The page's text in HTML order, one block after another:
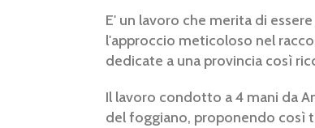
E' un lavoro che merita di
l'approccio meticoloso nel
dedicate a una provincia così
Il lavoro condotto a 4 mani da
del foggiano, proponendo così